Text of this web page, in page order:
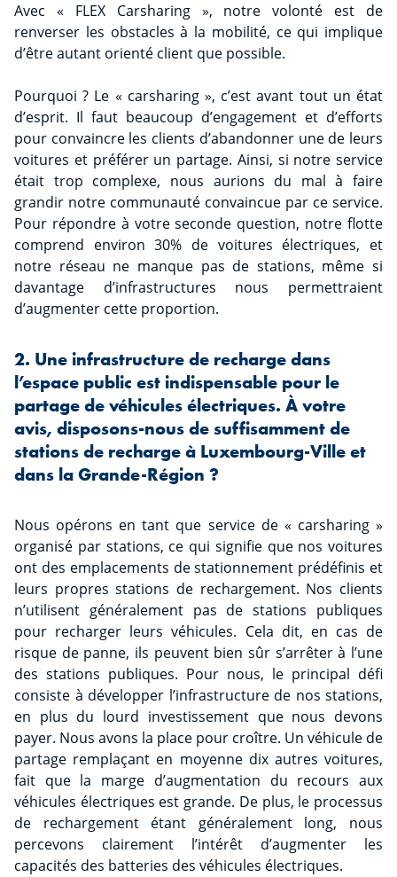
Avec « FLEX Carsharing », notre volonté est de
renverser les obstacles à la mobilité, ce qui implique
d’être autant orienté client que possible.
Pourquoi ? Le « carsharing », c’est avant tout un état
d’esprit. Il faut beaucoup d’engagement et d’efforts
pour convaincre les clients d’abandonner une de leurs
voitures et préférer un partage. Ainsi, si notre service
était trop complexe, nous aurions du mal à faire
grandir notre communauté convaincue par ce service.
Pour répondre à votre seconde question, notre flotte
comprend environ 30% de voitures électriques, et
notre réseau ne manque pas de stations, même si
davantage d’infrastructures nous permettraient
d’augmenter cette proportion.
2. Une infrastructure de recharge dans
l’espace public est indispensable pour le
partage de véhicules électriques. À votre
avis, disposons-nous de suffisamment de
stations de recharge à Luxembourg-Ville et
dans la Grande-Région ?
Nous opérons en tant que service de « carsharing »
organisé par stations, ce qui signifie que nos voitures
ont des emplacements de stationnement prédéfinis et
leurs propres stations de rechargement. Nos clients
n’utilisent généralement pas de stations publiques
pour recharger leurs véhicules. Cela dit, en cas de
risque de panne, ils peuvent bien sûr s’arrêter à l’une
des stations publiques. Pour nous, le principal défi
consiste à développer l’infrastructure de nos stations,
en plus du lourd investissement que nous devons
payer. Nous avons la place pour croître. Un véhicule de
partage remplaçant en moyenne dix autres voitures,
fait que la marge d’augmentation du recours aux
véhicules électriques est grande. De plus, le processus
de rechargement étant généralement long, nous
percevons clairement l’intérêt d’augmenter les
capacités des batteries des véhicules électriques.